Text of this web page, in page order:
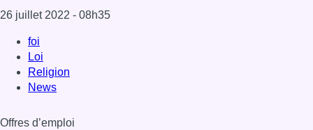
26 juillet 2022 - 08h35
foi
Loi
Religion
News
Offres d’emploi